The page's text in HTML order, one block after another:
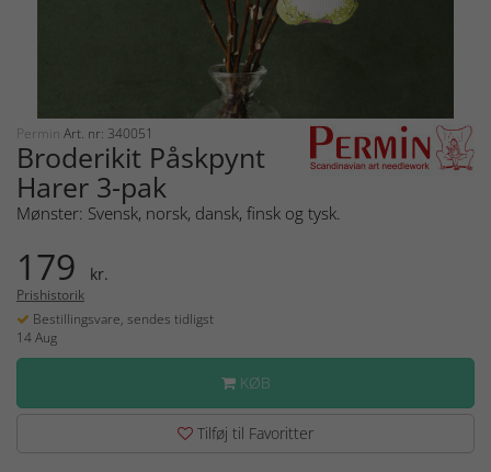
Permin Art. nr: 340051
Broderikit Påskpynt
Harer 3-pak
Mønster: Svensk, norsk, dansk, finsk og tysk.
179 kr.
Prishistorik
Bestillingsvare, sendes tidligst
14 Aug
KØB
Tilføj til Favoritter